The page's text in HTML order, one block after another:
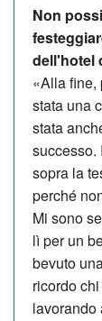
Non
dell'hotel
«Alla fine,
stata una
stata
successo.
sopra la
perché
Mi sono
lì per un
bevuto
ricordo
lavorando